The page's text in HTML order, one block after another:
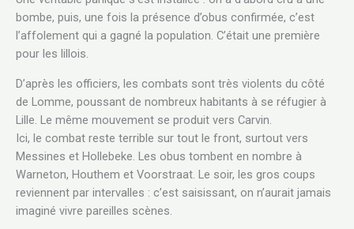
bombe, puis, une fois la présence d’obus confirmée, c’est
l’affolement qui a gagné la population. C’était une première
pour les lillois.
D’après les officiers, les combats sont très violents du côté
de Lomme, poussant de nombreux habitants à se réfugier à
Lille. Le même mouvement se produit vers Carvin.
Ici, le combat reste terrible sur tout le front, surtout vers
Messines et Hollebeke. Les obus tombent en nombre à
Warneton, Houthem et Voorstraat. Le soir, les gros coups
reviennent par intervalles : c’est saisissant, on n’aurait jamais
imaginé vivre pareilles scènes.